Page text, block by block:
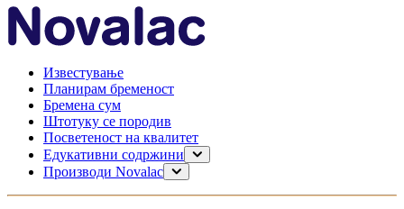
Известување
Планирам бременост
Бремена сум
Штотуку се породив
Посветеност на квалитет
Едукативни содржини
Планирање на бременост
Производи Novalac